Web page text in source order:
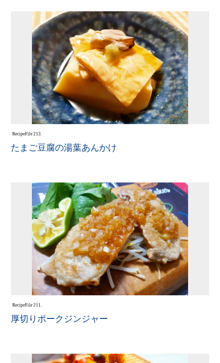
RecipeFile 213.
たまご豆腐の湯葉あんかけ
RecipeFile 211.
厚切りポークジンジャー